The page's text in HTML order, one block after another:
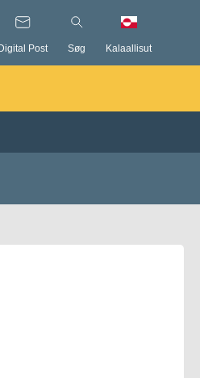
Digital Post Søg Kalaallisut